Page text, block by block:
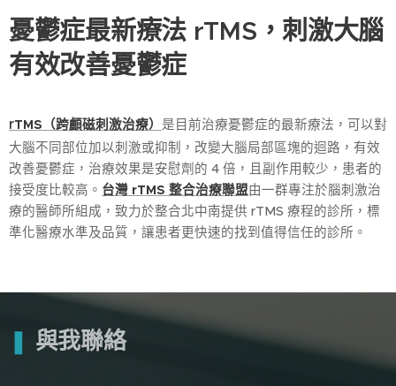
憂鬱症最新療法 rTMS，刺激大腦
有效改善憂鬱症
rTMS（跨顱磁刺激治療） 是目前治療憂鬱症的最新療法，可以對
大腦不同部位加以刺激或抑制，改變大腦局部區塊的迴路，有效
改善憂鬱症，治療效果是安慰劑的 4 倍，且副作用較少，患者的
接受度比較高。 台灣 rTMS 整合治療聯盟由一群專注於腦刺激治
療的醫師所組成，致力於整合北中南提供 rTMS 療程的診所，標
準化醫療水準及品質，讓患者更快速的找到值得信任的診所。
❚ 與我聯絡